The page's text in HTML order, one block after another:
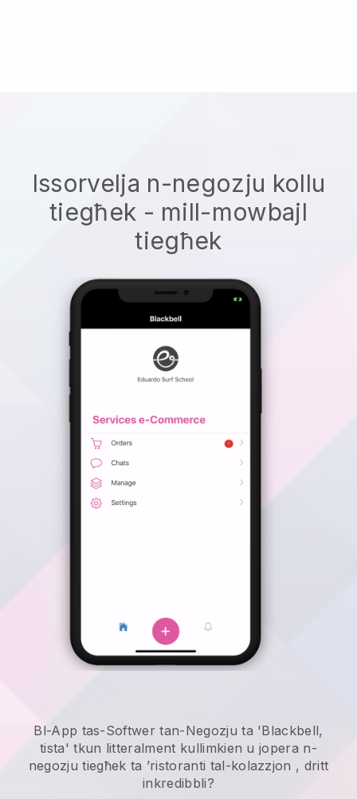
Issorvelja n-negozju kollu
tiegħek - mill-mowbajl
tiegħek
Bl-App tas-Softwer tan-Negozju ta 'Blackbell,
tista' tkun litteralment kullimkien ujopera n-
negozju tiegħek ta ’ristoranti tal-kolazzjon , dritt
inkredibbli?